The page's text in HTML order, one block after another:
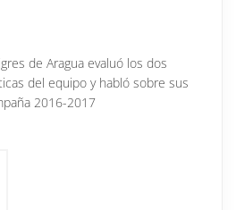
de Aragua evaluó los dos
del equipo y habló sobre sus
2016-2017